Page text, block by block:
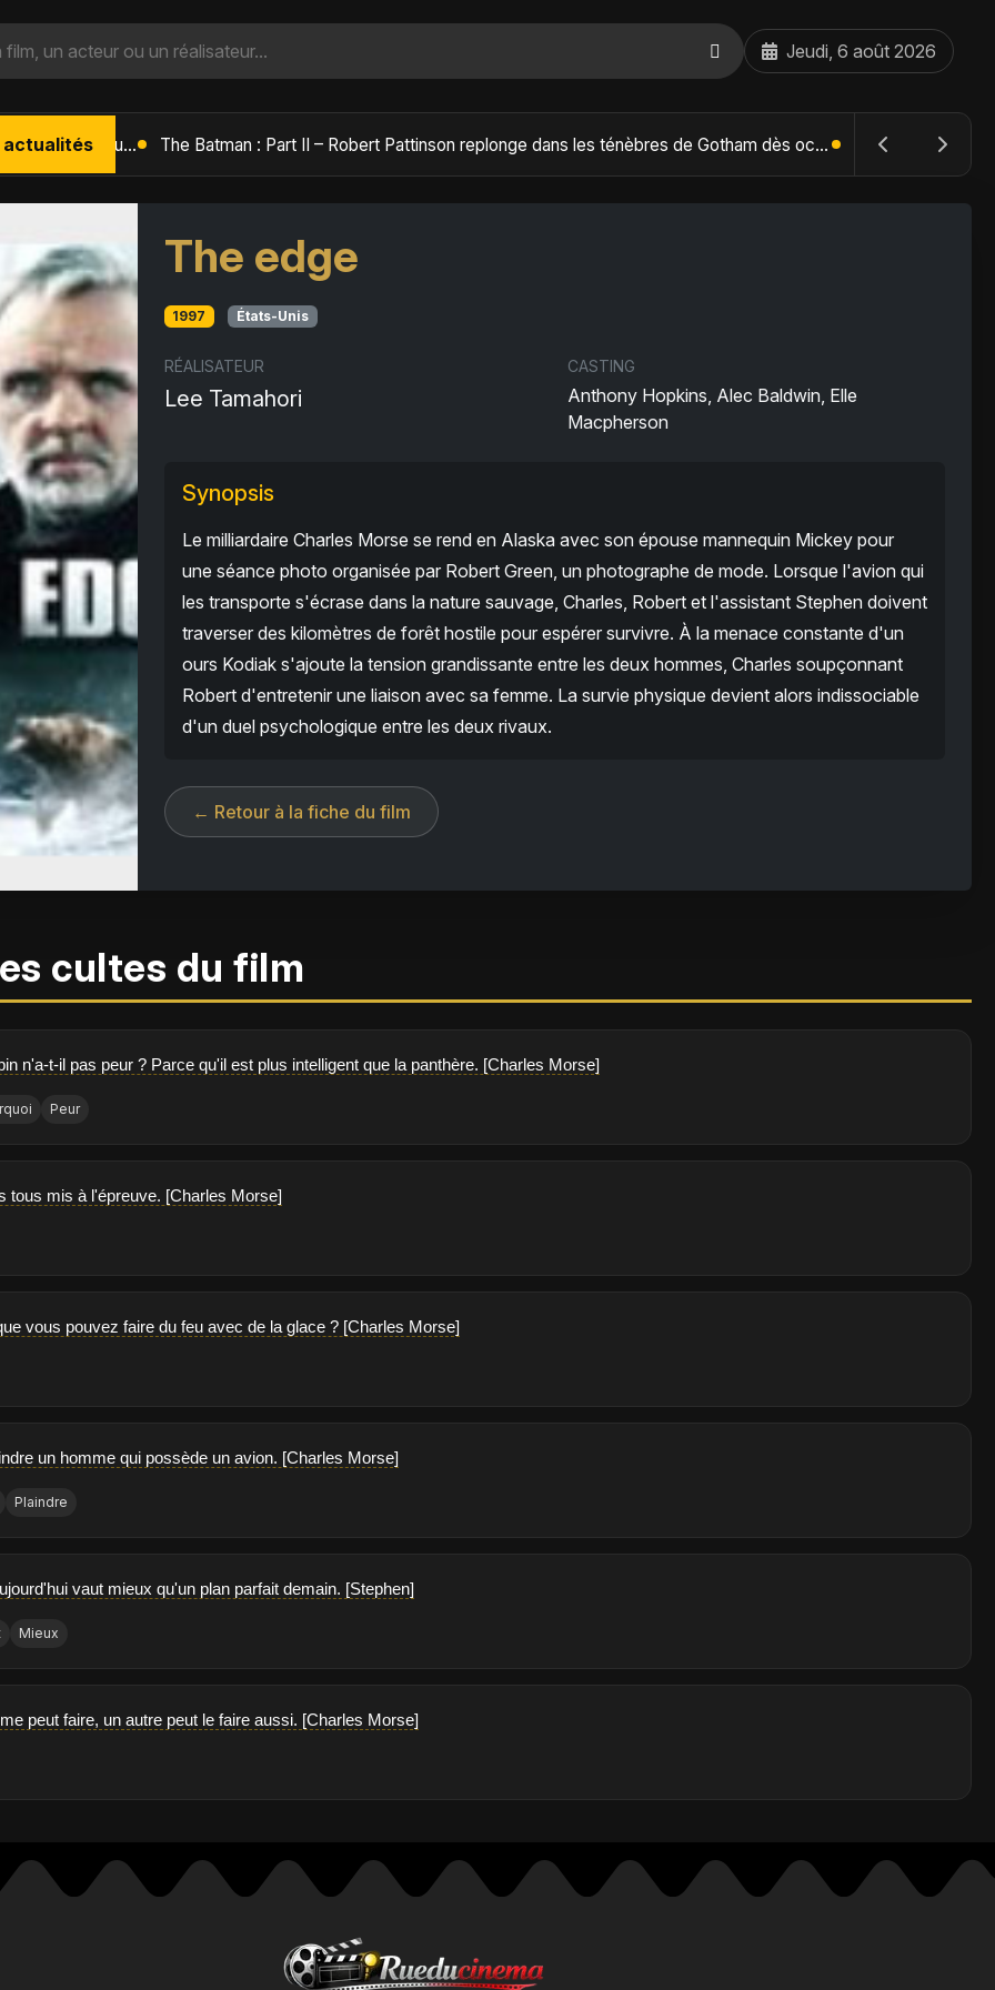
Jeudi, 6 août 2026
actualités L'Âge de Glace : Le Réveil du Volcan – Manny, Sid et Diego de retour pour une aventure explosive The Batman : Part II – Robert Pattinson replonge dans les ténèbres de Gotham dès octobre 2027
The edge
1997 États-Unis
RÉALISATEUR
Lee Tamahori
CASTING
Anthony Hopkins, Alec Baldwin, Elle
Macpherson
Synopsis
Le milliardaire Charles Morse se rend en Alaska avec son épouse mannequin Mickey pour
une séance photo organisée par Robert Green, un photographe de mode. Lorsque l'avion qui
les transporte s'écrase dans la nature sauvage, Charles, Robert et l'assistant Stephen doivent
traverser des kilomètres de forêt hostile pour espérer survivre. À la menace constante d'un
ours Kodiak s'ajoute la tension grandissante entre les deux hommes, Charles soupçonnant
Robert d'entretenir une liaison avec sa femme. La survie physique devient alors indissociable
d'un duel psychologique entre les deux rivaux.
← Retour à la fiche du film
cultes du film
n'a-t-il pas peur ? Parce qu'il est plus intelligent que la panthère. [Charles Morse]
Peur
tous mis à l'épreuve. [Charles Morse]
vous pouvez faire du feu avec de la glace ? [Charles Morse]
un homme qui possède un avion. [Charles Morse]
Plaindre
vaut mieux qu'un plan parfait demain. [Stephen]
Mieux
peut faire, un autre peut le faire aussi. [Charles Morse]